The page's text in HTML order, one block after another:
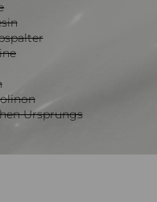
Ursprungs